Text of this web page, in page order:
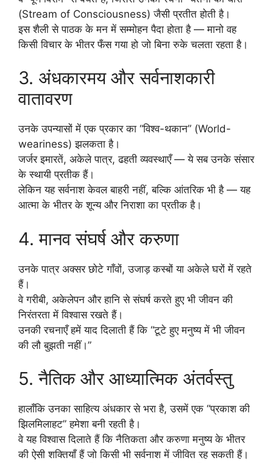
(Stream of Consciousness) जैसी प्रतीत होती है।
इस शैली से पाठक के मन में सम्मोहन पैदा होता है — मानो वह
किसी विचार के भीतर फँस गया हो जो बिना रुके चलता रहता है।
3. अंधकारमय और सर्वनाशकारी
वातावरण
उनके उपन्यासों में एक प्रकार का “विश्व-थकान” (World-
weariness) झलकता है।
जर्जर इमारतें, अकेले पात्र, ढहती व्यवस्थाएँ — ये सब उनके संसार
के स्थायी प्रतीक हैं।
लेकिन यह सर्वनाश केवल बाहरी नहीं, बल्कि आंतरिक भी है — यह
आत्मा के भीतर के शून्य और निराशा का प्रतीक है।
4. मानव संघर्ष और करुणा
उनके पात्र अक्सर छोटे गाँवों, उजाड़ कस्बों या अकेले घरों में रहते
हैं।
वे गरीबी, अकेलेपन और हानि से संघर्ष करते हुए भी जीवन की
निरंतरता में विश्वास रखते हैं।
उनकी रचनाएँ हमें याद दिलाती हैं कि “टूटे हुए मनुष्य में भी जीवन
की लौ बुझती नहीं।”
5. नैतिक और आध्यात्मिक अंतर्वस्तु
हालाँकि उनका साहित्य अंधकार से भरा है, उसमें एक “प्रकाश की
झिलमिलाहट” हमेशा बनी रहती है।
वे यह विश्वास दिलाते हैं कि नैतिकता और करुणा मनुष्य के भीतर
की ऐसी शक्तियाँ हैं जो किसी भी सर्वनाश में जीवित रह सकती हैं।